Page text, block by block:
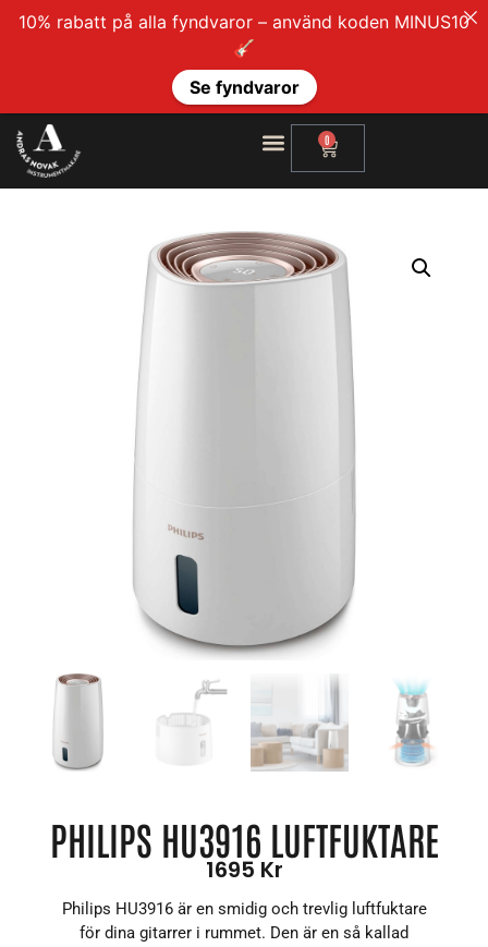
0
PHILIPS HU3916 LUFTFUKTARE
1695 Kr
Philips HU3916 är en smidig och trevlig luftfuktare
för dina gitarrer i rummet. Den är en så kallad
10% rabatt på alla fyndvaror – använd koden MINUS10
🎸
Se fyndvaror